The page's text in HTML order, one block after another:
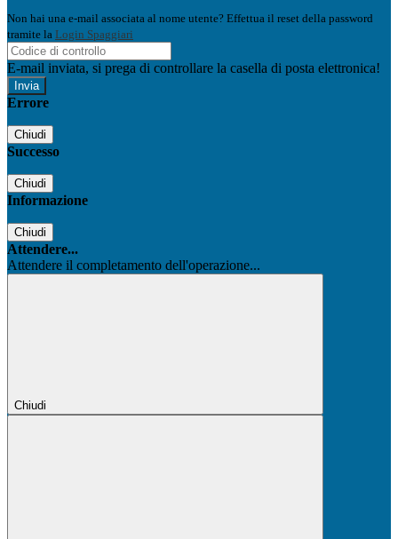
Non hai una e-mail associata al nome utente? Effettua il reset della password
tramite la Login Spaggiari
E-mail inviata, si prega di controllare la casella di posta elettronica!
Errore
Chiudi
Successo
Chiudi
Informazione
Chiudi
Attendere...
Attendere il completamento dell'operazione...
Chiudi